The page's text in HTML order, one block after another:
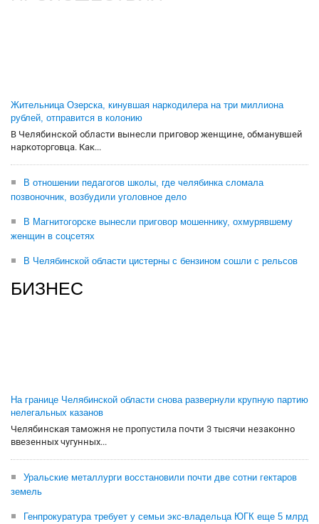
Жительница Озерска, кинувшая наркодилера на три миллиона
рублей, отправится в колонию
В Челябинской области вынесли приговор женщине, обманувшей
наркоторговца. Как...
В отношении педагогов школы, где челябинка сломала
позвоночник, возбудили уголовное дело
В Магнитогорске вынесли приговор мошеннику, охмурявшему
женщин в соцсетях
В Челябинской области цистерны с бензином сошли с рельсов
БИЗНЕС
На границе Челябинской области снова развернули крупную партию
нелегальных казанов
Челябинская таможня не пропустила почти 3 тысячи незаконно
ввезенных чугунных...
Уральские металлурги восстановили почти две сотни гектаров
земель
Генпрокуратура требует у семьи экс-владельца ЮГК еще 5 млрд